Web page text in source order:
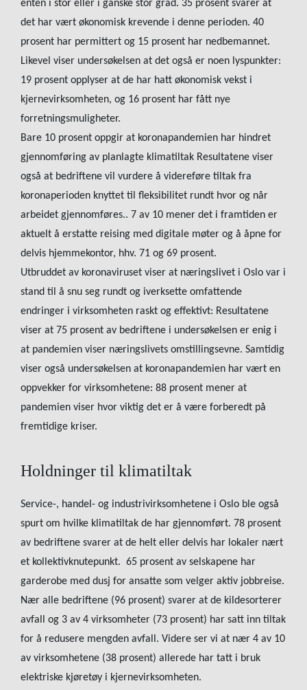
enten i stor eller i ganske stor grad. 35 prosent svarer at
det har vært økonomisk krevende i denne perioden. 40
prosent har permittert og 15 prosent har nedbemannet.
Likevel viser undersøkelsen at det også er noen lyspunkter:
19 prosent opplyser at de har hatt økonomisk vekst i
kjernevirksomheten, og 16 prosent har fått nye
forretningsmuligheter.
Bare 10 prosent oppgir at koronapandemien har hindret
gjennomføring av planlagte klimatiltak Resultatene viser
også at bedriftene vil vurdere å videreføre tiltak fra
koronaperioden knyttet til fleksibilitet rundt hvor og når
arbeidet gjennomføres.. 7 av 10 mener det i framtiden er
aktuelt å erstatte reising med digitale møter og å åpne for
delvis hjemmekontor, hhv. 71 og 69 prosent.
Utbruddet av koronaviruset viser at næringslivet i Oslo var i
stand til å snu seg rundt og iverksette omfattende
endringer i virksomheten raskt og effektivt: Resultatene
viser at 75 prosent av bedriftene i undersøkelsen er enig i
at pandemien viser næringslivets omstillingsevne. Samtidig
viser også undersøkelsen at koronapandemien har vært en
oppvekker for virksomhetene: 88 prosent mener at
pandemien viser hvor viktig det er å være forberedt på
fremtidige kriser.
Holdninger til klimatiltak
Service-, handel- og industrivirksomhetene i Oslo ble også
spurt om hvilke klimatiltak de har gjennomført. 78 prosent
av bedriftene svarer at de helt eller delvis har lokaler nært
et kollektivknutepunkt. 65 prosent av selskapene har
garderobe med dusj for ansatte som velger aktiv jobbreise.
Nær alle bedriftene (96 prosent) svarer at de kildesorterer
avfall og 3 av 4 virksomheter (73 prosent) har satt inn tiltak
for å redusere mengden avfall. Videre ser vi at nær 4 av 10
av virksomhetene (38 prosent) allerede har tatt i bruk
elektriske kjøretøy i kjernevirksomheten.